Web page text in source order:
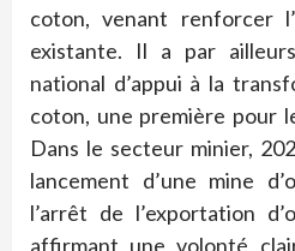
coton, venant renforcer
existante. Il a par
national d’appui à la
coton, une première pour
Dans le secteur minier,
lancement d’une mine
l’arrêt de l’exportation
affirmant une volonté